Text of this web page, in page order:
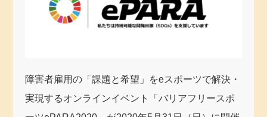
障害者雇用の「課題と希望」をeスポーツで解決・
実現するオンラインイベント「バリアフリースポ